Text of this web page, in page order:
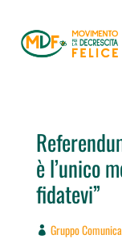
è l’unico
fidatevi”
Gruppo